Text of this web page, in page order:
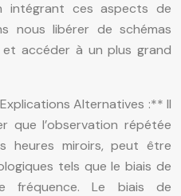
intégrant ces aspects de
nous libérer de schémas
accéder à un plus grand
Alternatives :** Il
que l’observation répétée
heures miroirs, peut être
tels que le biais de
fréquence. Le biais de